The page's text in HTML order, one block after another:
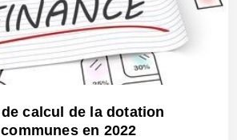
calcul de la dotation
en 2022